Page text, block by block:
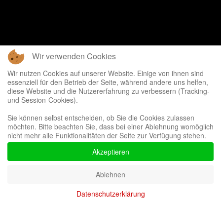
Wir verwenden Cookies
Wir nutzen Cookies auf unserer Website. Einige von ihnen sind
essenziell für den Betrieb der Seite, während andere uns helfen,
diese Website und die Nutzererfahrung zu verbessern (Tracking-
und Session-Cookies).
Sie können selbst entscheiden, ob Sie die Cookies zulassen
möchten. Bitte beachten Sie, dass bei einer Ablehnung womöglich
nicht mehr alle Funktionalitäten der Seite zur Verfügung stehen.
Akzeptieren
Ablehnen
Datenschutzerklärung